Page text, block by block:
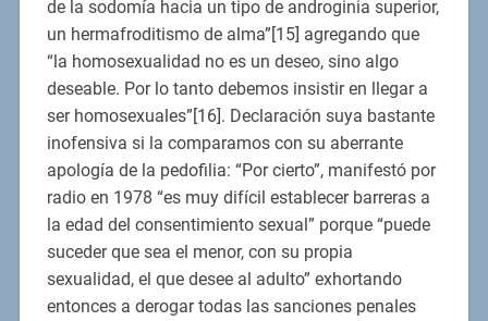
de la sodomía hacia un tipo de androginia superior,
un hermafroditismo de alma”[15] agregando que
“la homosexualidad no es un deseo, sino algo
deseable. Por lo tanto debemos insistir en llegar a
ser homosexuales”[16]. Declaración suya bastante
inofensiva si la comparamos con su aberrante
apología de la pedofilia: “Por cierto”, manifestó por
radio en 1978 “es muy difícil establecer barreras a
la edad del consentimiento sexual” porque “puede
suceder que sea el menor, con su propia
sexualidad, el que desee al adulto” exhortando
entonces a derogar todas las sanciones penales